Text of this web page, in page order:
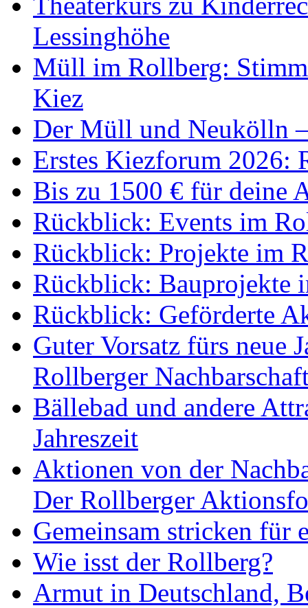
Lessinghöhe
Müll im Rollberg:
Kiez
Der Müll und Neukölln
Erstes Kiezforum 2026:
Bis zu 1500 € für deine
Rückblick: Events im
Rückblick: Projekte im
Rückblick: Bauprojekte
Rückblick: Geförderte
Guter Vorsatz fürs neue
Rollberger
Bällebad und andere
Jahreszeit
Aktionen von der
Der Rollberger
Gemeinsam stricken für
Wie isst der Rollberg?
Armut in Deutschland,